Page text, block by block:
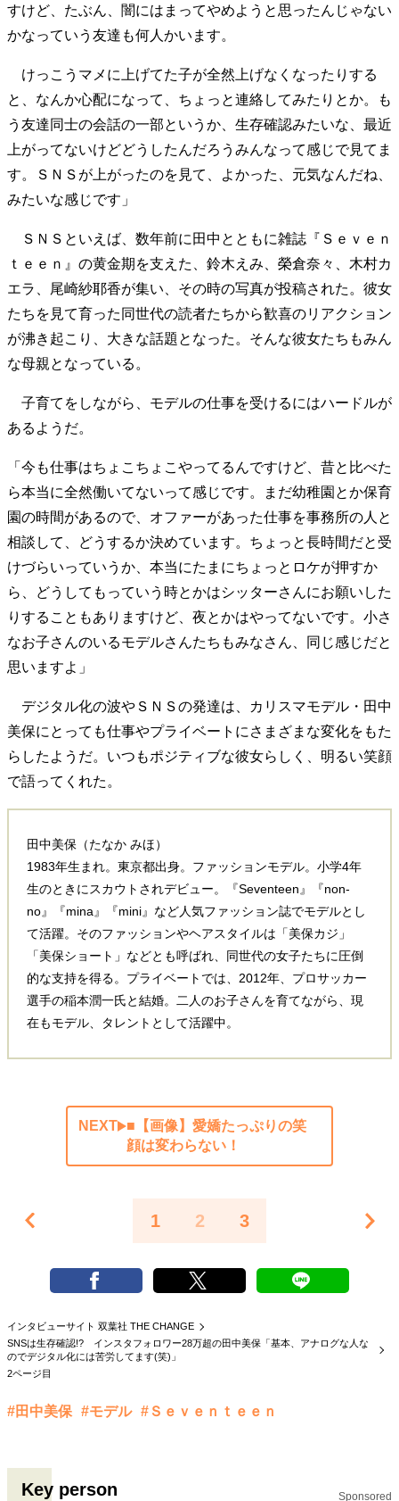
私を彩るエッセンス
60代のネクストステージ
70代のグランドデザイン
社会・カルチャー・マネー
地域とつながる/お金との付き合い方
すけど、たぶん、闇にはまってやめようと思ったんじゃない
かなっていう友達も何人かいます。
けっこうマメに上げてた子が全然上げなくなったりする
と、なんか心配になって、ちょっと連絡してみたりとか。も
う友達同士の会話の一部というか、生存確認みたいな、最近
上がってないけどどうしたんだろうみんなって感じで見てま
す。ＳＮＳが上がったのを見て、よかった、元気なんだね、
みたいな感じです」
ＳＮＳといえば、数年前に田中とともに雑誌『Ｓｅｖｅｎ
ｔｅｅｎ』の黄金期を支えた、鈴木えみ、榮倉奈々、木村カ
エラ、尾崎紗耶香が集い、その時の写真が投稿された。彼女
たちを見て育った同世代の読者たちから歓喜のリアクション
が沸き起こり、大きな話題となった。そんな彼女たちもみん
な母親となっている。
子育てをしながら、モデルの仕事を受けるにはハードルが
あるようだ。
「今も仕事はちょこちょこやってるんですけど、昔と比べた
ら本当に全然働いてないって感じです。まだ幼稚園とか保育
園の時間があるので、オファーがあった仕事を事務所の人と
相談して、どうするか決めています。ちょっと長時間だと受
けづらいっていうか、本当にたまにちょっとロケが押すか
ら、どうしてもっていう時とかはシッターさんにお願いした
りすることもありますけど、夜とかはやってないです。小さ
なお子さんのいるモデルさんたちもみなさん、同じ感じだと
思いますよ」
デジタル化の波やＳＮＳの発達は、カリスマモデル・田中
美保にとっても仕事やプライベートにさまざまな変化をもた
らしたようだ。いつもポジティブな彼女らしく、明るい笑顔
で語ってくれた。
田中美保（たなか みほ）
1983年生まれ。東京都出身。ファッションモデル。小学4年
生のときにスカウトされデビュー。『Seventeen』『non-
no』『mina』『mini』など人気ファッション誌でモデルとし
て活躍。そのファッションやヘアスタイルは「美保カジ」
「美保ショート」などとも呼ばれ、同世代の女子たちに圧倒
的な支持を得る。プライベートでは、2012年、プロサッカー
選手の稲本潤一氏と結婚。二人のお子さんを育てながら、現
在もモデル、タレントとして活躍中。
NEXT
■【画像】愛嬌たっぷりの笑
顔は変わらない！
1 2 3
インタビューサイト 双葉社 THE CHANGE
SNSは生存確認!? インスタフォロワー28万超の田中美保「基本、アナログな人な
のでデジタル化には苦労してます(笑)」
2ページ目
#田中美保 #モデル #Ｓｅｖｅｎｔｅｅｎ
Key person Sponsored